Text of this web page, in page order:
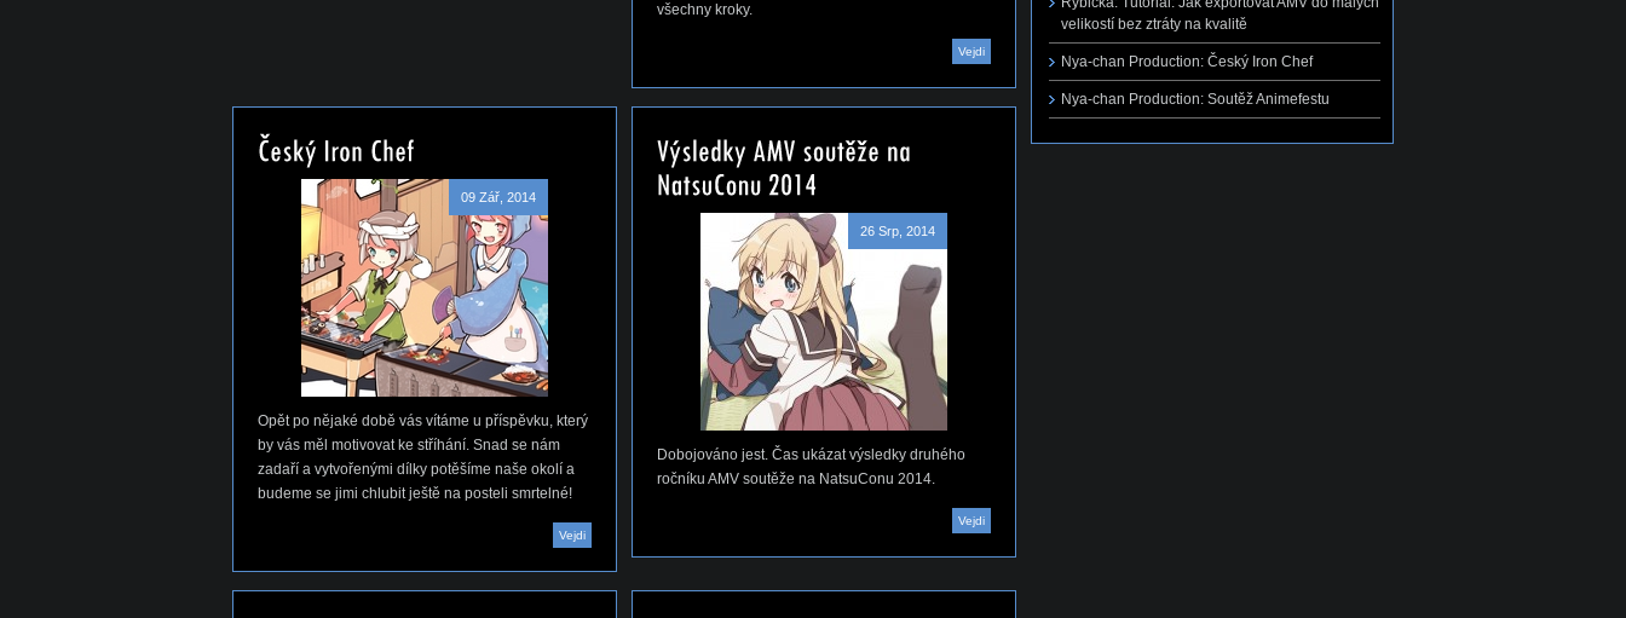
všechny kroky.
Vejdi
09 Zář, 2014
Opět po nějaké době vás vítáme u příspěvku, který
by vás měl motivovat ke stříhání. Snad se nám
zadaří a vytvořenými dílky potěšíme naše okolí a
budeme se jimi chlubit ještě na posteli smrtelné!
Vejdi
26 Srp, 2014
Dobojováno jest. Čas ukázat výsledky druhého
ročníku AMV soutěže na NatsuConu 2014.
Vejdi
velikostí bez ztráty na kvalitě
Nya-chan Production: Český Iron Chef
Nya-chan Production: Soutěž Animefestu